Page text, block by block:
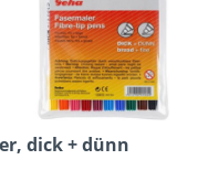
dick + dünn